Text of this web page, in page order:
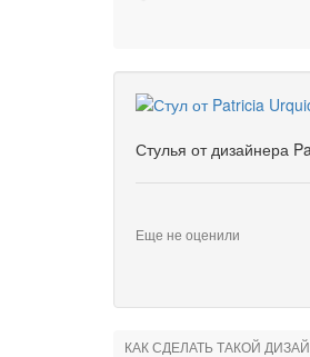
Стулья от дизайнера
Еще не оценили
КАК СДЕЛАТЬ ТАКОЙ